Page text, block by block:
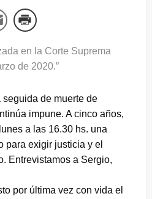
en la Corte Suprema
de 2020.”
de muerte de
impune. A cinco años,
a las 16.30 hs. una
para exigir justicia y el
Entrevistamos a Sergio,
por última vez con vida el